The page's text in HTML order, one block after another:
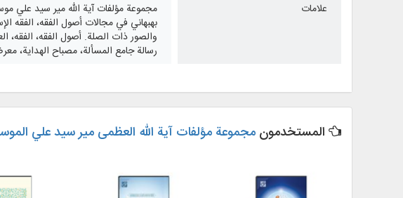
علامات
بهبهاني في مجالات أصول الفقه، الفقه
والصور ذات الصلة. أصول الفقه، الفقه،
رسالة جامع المسألة، مصباح الهداية،
المستخدمونمجموعة مؤلفات آية الله العظمى مير سيد علي